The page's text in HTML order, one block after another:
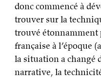
donc commencé à
trouver sur la
trouvé étonnamment
française à l’époque
la situation a changé
narrative, la